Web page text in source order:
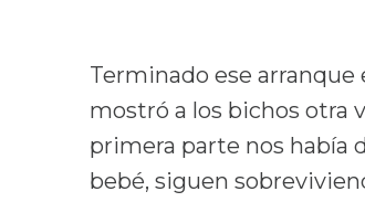
Terminado ese
mostró a los bichos otra
primera parte nos había
bebé, siguen